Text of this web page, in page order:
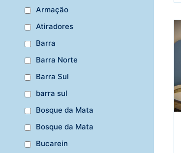
Armação
Atiradores
Barra
Barra Norte
Barra Sul
barra sul
Bosque da Mata
Bosque da Mata
Bucarein